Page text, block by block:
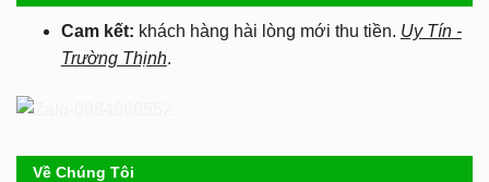
Cam kết: khách hàng hài lòng mới thu tiền. Uy Tín -
Trường Thịnh.
Về Chúng Tôi